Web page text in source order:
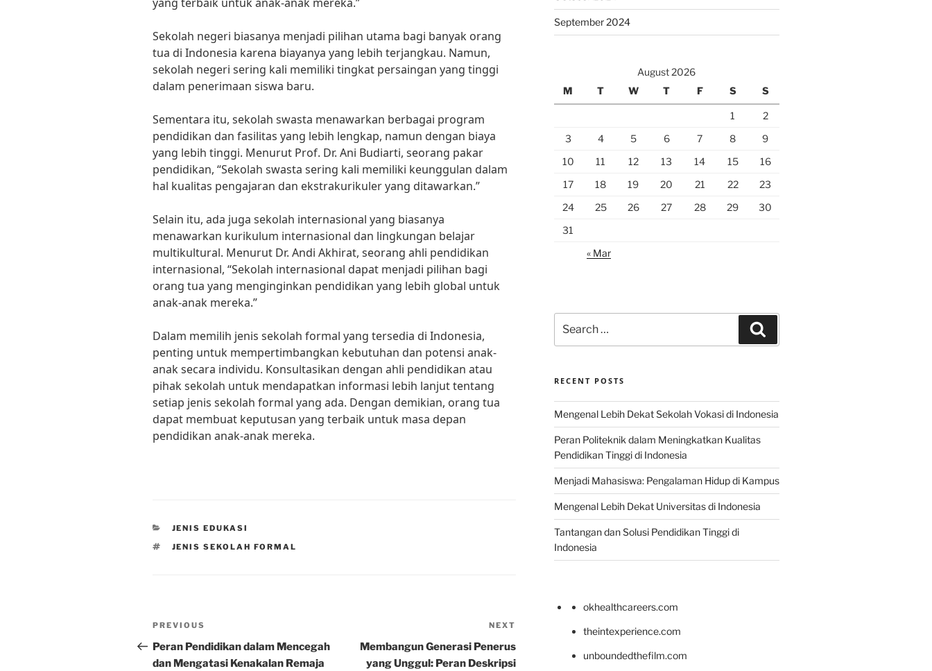
Sekolah negeri biasanya menjadi pilihan utama bagi banyak orang
tua di Indonesia karena biayanya yang lebih terjangkau. Namun,
sekolah negeri sering kali memiliki tingkat persaingan yang tinggi
dalam penerimaan siswa baru.
Sementara itu, sekolah swasta menawarkan berbagai program
pendidikan dan fasilitas yang lebih lengkap, namun dengan biaya
yang lebih tinggi. Menurut Prof. Dr. Ani Budiarti, seorang pakar
pendidikan, “Sekolah swasta sering kali memiliki keunggulan dalam
hal kualitas pengajaran dan ekstrakurikuler yang ditawarkan.”
Selain itu, ada juga sekolah internasional yang biasanya
menawarkan kurikulum internasional dan lingkungan belajar
multikultural. Menurut Dr. Andi Akhirat, seorang ahli pendidikan
internasional, “Sekolah internasional dapat menjadi pilihan bagi
orang tua yang menginginkan pendidikan yang lebih global untuk
anak-anak mereka.”
Dalam memilih jenis sekolah formal yang tersedia di Indonesia,
penting untuk mempertimbangkan kebutuhan dan potensi anak-
anak secara individu. Konsultasikan dengan ahli pendidikan atau
pihak sekolah untuk mendapatkan informasi lebih lanjut tentang
setiap jenis sekolah formal yang ada. Dengan demikian, orang tua
dapat membuat keputusan yang terbaik untuk masa depan
pendidikan anak-anak mereka.
CATEGORIES
JENIS EDUKASI
TAGS
JENIS SEKOLAH FORMAL
Post
navigation
Previous
Post
PREVIOUS
Peran Pendidikan dalam Mencegah
dan Mengatasi Kenakalan Remaja
Post
NEXT
Membangun Generasi Penerus
yang Unggul: Peran Deskripsi
September 2024
August 2026
M
T W T F S S
1
2
3
4 5 6 7 8
9
10
11 12 13 14 15
16
17
18 19 20 21 22
23
24
25 26 27 28 29
30
31
« Mar
for:
RECENT POSTS
Mengenal Lebih Dekat Sekolah Vokasi di Indonesia
Peran Politeknik dalam Meningkatkan Kualitas
Pendidikan Tinggi di Indonesia
Menjadi Mahasiswa: Pengalaman Hidup di Kampus
Mengenal Lebih Dekat Universitas di Indonesia
Tantangan dan Solusi Pendidikan Tinggi di
Indonesia
okhealthcareers.com
theintexperience.com
unboundedthefilm.com